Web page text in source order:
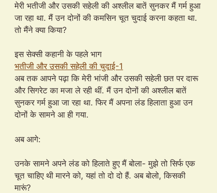
मेरी भतीजी और उसकी सहेली की अश्लील बातें सुनकर मैं गर्म हुआ
जा रहा था. मैं उन दोनों की कमसिन चूत चुदाई करना कहता था.
तो मैंने क्या किया?
इस सेक्सी कहानी के पहले भाग
भतीजी और उसकी सहेली की चुदाई-1
अब तक आपने पढ़ा कि मेरी भांजी और उसकी सहेली छत पर दारू
और सिगरेट का मजा ले रही थीं. मैं उन दोनों की अश्लील बातें
सुनकर गर्म हुआ जा रहा था. फिर मैं अपना लंड हिलाता हुआ उन
दोनों के सामने आ ही गया.
अब आगे:
उनके सामने अपने लंड को हिलाते हुए मैं बोला- मुझे तो सिर्फ एक
चूत चाहिए थी मारने को, यहां तो दो दो हैं. अब बोलो, किसकी
मारूं?